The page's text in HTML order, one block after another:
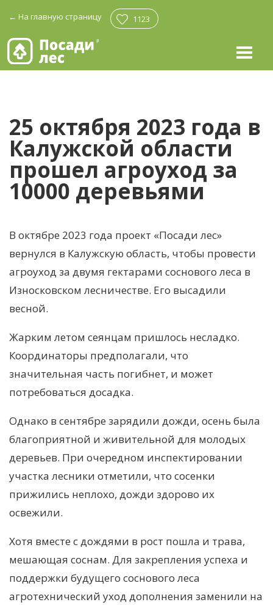
← На главную страницу 1123
25 октября 2023 года в
Калужской области
прошел агроуход за
10000 деревьями
В октябре 2023 года проект «Посади лес»
вернулся в Калужскую область, чтобы провести
агроуход за двумя гектарами соснового леса в
Износковском лесничестве. Его высадили
весной.
Жарким летом сеянцам пришлось несладко.
Координаторы предполагали, что
значительная часть погибнет, и может
потребоваться досадка.
Однако в сентябре зарядили дожди, осень была
благоприятной и живительной для молодых
деревьев. При очередном инспектировании
участка лесники отметили, что сосенки
прижились неплохо, дожди здорово их
освежили.
Хотя вместе с дождями в рост пошла и трава,
мешающая соснам. Для закрепления успеха и
поддержки будущего соснового леса
агротехнический уход дополнения заменили на